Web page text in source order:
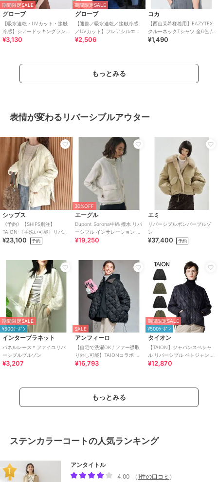
期間限定SALE
グローブ
【吸水速乾・UVカット・接触
冷感】シアードッキングラン
タンスリーブTシャツ
¥3,130
期間限定SALE
グローブ
【遮熱／吸水速乾／接触冷感
／UVカット】フレアシルエッ
トTシャツ
¥2,506
コカ
【西山茉希様着用】EAZYTEX
クルーネックTシャツ 全6色 /
UVカット・シワになりにく
¥1,490
もっとみる
表情が変わるリバーシブルアウター
シップス
《予約》【SHIPS別注】
TAION:〈手洗い可能〉リバー
シブル マルチ WAY ダウン ジ
¥23,100 予約
30%OFF
エーグル
Dupont Sorona中綿 撥水 リバ
ーシブル インサレーション キ
ルティングボアベスト
¥19,250
エミ
リバーシブルボンバーブルゾ
ン
¥37,400 予約
期間限定SALE
¥500ｸｰﾎﾟﾝ
インタープラネット
パネルレース＊ファイユリバ
ーシブルブルゾン
¥3,207
SALE
アンフィーロ
【自宅で洗濯OK / ファー襟取
り外し可能】TAIONコラボ ボ
ア襟 リバーシブルダウン
¥16,793
期間限定SALE
¥500ｸｰﾎﾟﾝ
タイオン
【TAION】ジャパンスペシャ
ル リバーシブル ベトジャン ダ
ウンジャケット
¥12,870
もっとみる
ステンカラーコートの人気ランキング
アンタイトル
4.00
（ 1件の口コミ ）